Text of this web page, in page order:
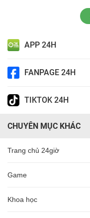
APP 24H
FANPAGE 24H
TIKTOK 24H
CHUYÊN MỤC KHÁC
Trang chủ 24giờ
Game
Khoa học